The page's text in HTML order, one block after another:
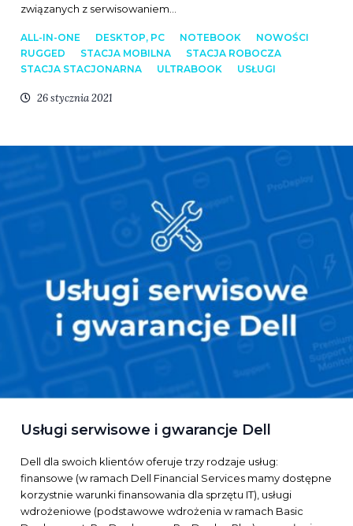
związanych z serwisowaniem…
ALL-IN-ONE DESKTOP, PC NOTEBOOK
NOWOŚCI
RUGGED
STACJA MOBILNA
STACJA ROBOCZA
STACJA STACJONARNA
ULTRABOOK USŁUGI
26 stycznia 2021
Usługi serwisowe i gwarancje Dell
Dell dla swoich klientów oferuje trzy rodzaje usług:
finansowe (w ramach Dell Financial Services mamy dostępne
korzystnie warunki finansowania dla sprzętu IT), usługi
wdrożeniowe (podstawowe wdrożenia w ramach Basic